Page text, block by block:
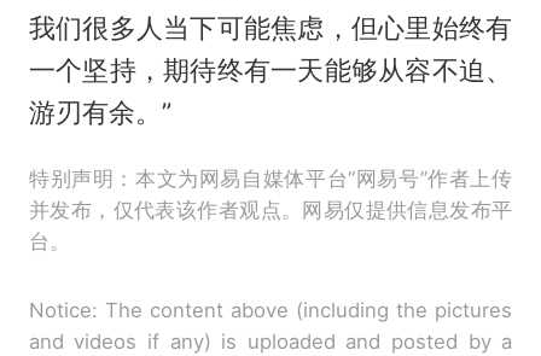
我们很多人当下可能焦虑，但心里始终有
一个坚持，期待终有一天能够从容不迫、
游刃有余。”
特别声明：本文为网易自媒体平台“网易号”作者上传
并发布，仅代表该作者观点。网易仅提供信息发布平
台。
Notice: The content above (including the pictures
and videos if any) is uploaded and posted by a